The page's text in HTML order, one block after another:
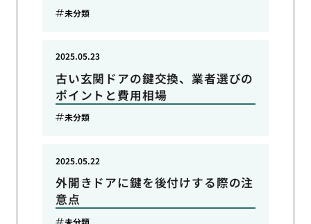
未分類
古い玄関ドアの鍵交換、業者選びの
ポイントと費用相場
2025.05.23
未分類
外開きドアに鍵を後付けする際の注
意点
2025.05.22
未分類